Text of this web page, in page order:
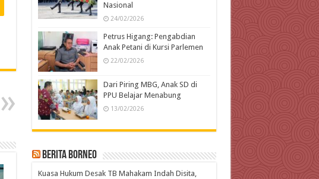
Nasional
24/02/2026
Petrus Higang: Pengabdian
Anak Petani di Kursi Parlemen
22/02/2026
Dari Piring MBG, Anak SD di
PPU Belajar Menabung
13/02/2026
Berita Borneo
Kuasa Hukum Desak TB Mahakam Indah Disita,